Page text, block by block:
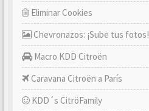
Eliminar Cookies
Chevronazos: ¡Sube tus fotos!
Macro KDD Citroën
Caravana Citroën a París
KDD´s CitröFamily